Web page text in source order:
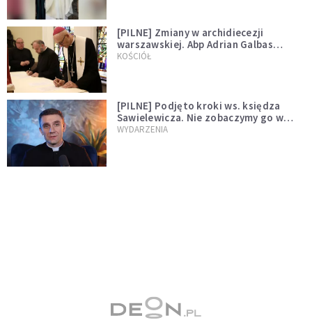
[PILNE] Zmiany w archidiecezji
warszawskiej. Abp Adrian Galbas
wręczył dekrety nowym proboszczom
KOŚCIÓŁ
[PILNE] Podjęto kroki ws. księdza
Sawielewicza. Nie zobaczymy go w
mediach
WYDARZENIA